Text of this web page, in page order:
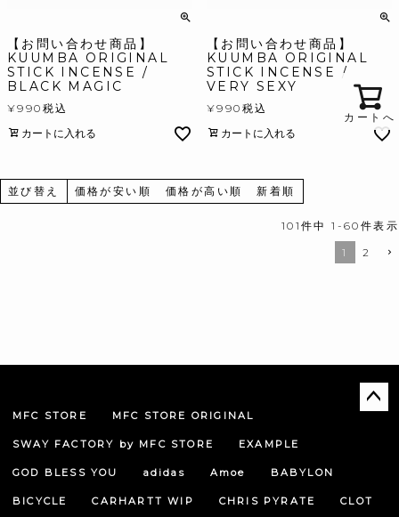
【お問い合わせ商品】
KUUMBA ORIGINAL
STICK INCENSE /
BLACK MAGIC
¥990 税込
カートに入れる
【お問い合わせ商品】
KUUMBA ORIGINAL
STICK INCENSE /
VERY SEXY
¥990 税込
カートに入れる
並び替え 価格が安い順 価格が高い順 新着順
101 件中 1 - 60 件表示
1
2
カートへ
MFC STORE MFC STORE ORIGINAL
SWAY FACTORY by MFC STORE EXAMPLE
GOD BLESS YOU adidas Amoe BABYLON
BICYCLE CARHARTT WIP CHRIS PYRATE CLOT